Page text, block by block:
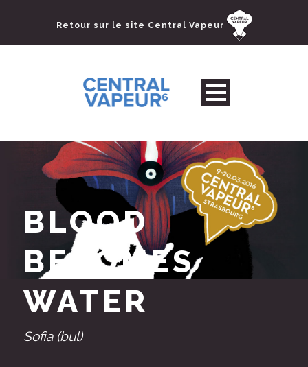
Retour sur le site Central Vapeur
BLOOD
BECOMES
WATER
Sofia (bul)